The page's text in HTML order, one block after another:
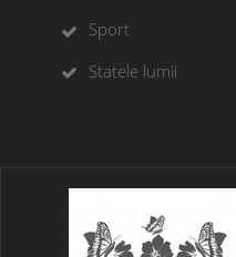
Sport
Statele lumii